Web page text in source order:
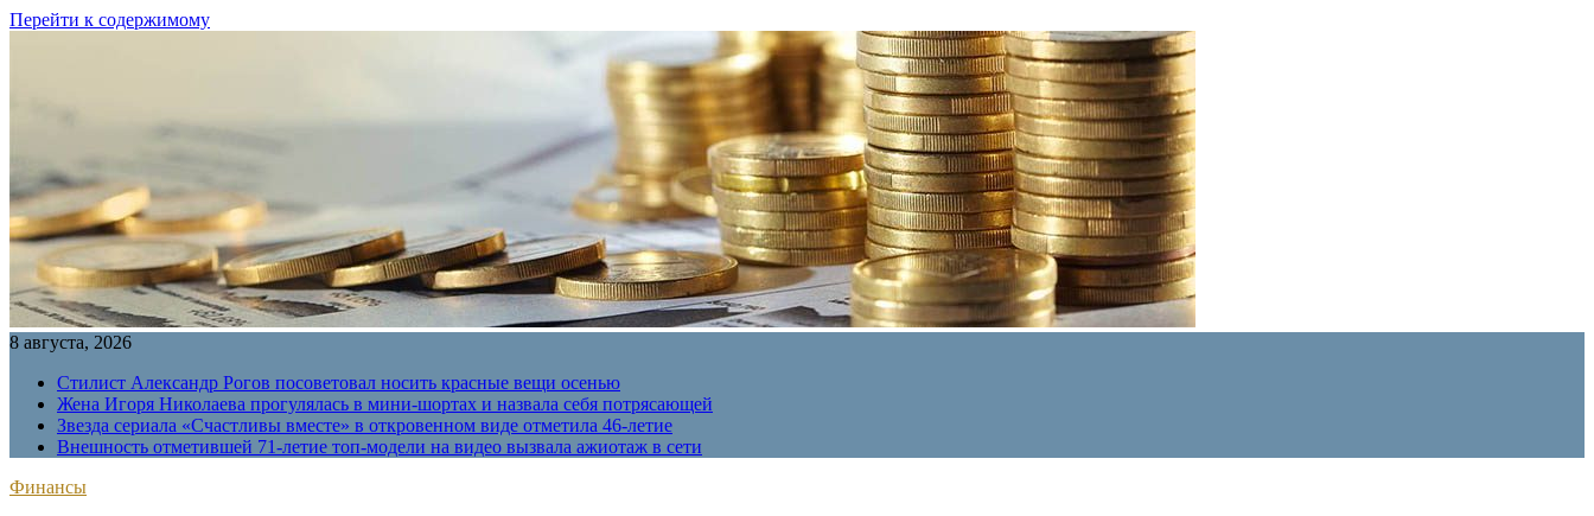
Перейти к содержимому
8 августа, 2026
Стилист Александр Рогов посоветовал носить красные вещи осенью
Жена Игоря Николаева прогулялась в мини-шортах и назвала себя потрясающей
Звезда сериала «Счастливы вместе» в откровенном виде отметила 46-летие
Внешность отметившей 71-летие топ-модели на видео вызвала ажиотаж в сети
Финансы